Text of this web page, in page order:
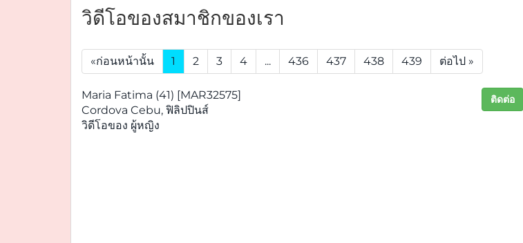
วิดีโอของสมาชิกของเรา
«ก่อนหน้านั้น 1 2 3 4 ... 436 437 438 439 ต่อไป »
ติดต่อ
Maria Fatima (41) [MAR32575]
Cordova Cebu, ฟิลิปปินส์
วิดีโอของ ผู้หญิง